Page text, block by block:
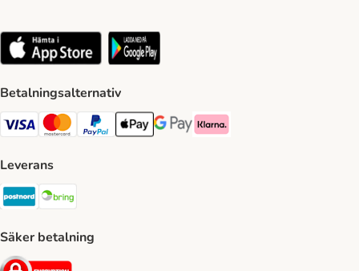
Betalningsalternativ
VISA Payment Method
Mastercard Payment Method
Paypal Payment Method
Apple Pay Payment Method
Google Pay Payment Method
Klarna Payment Method
Leverans
Postnord Shipping Method
Säker betalning
Security